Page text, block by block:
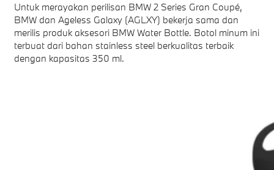
Untuk merayakan perilisan BMW 2 Series Gran Coupé,
BMW dan Ageless Galaxy (AGLXY) bekerja sama dan
merilis produk aksesori BMW Water Bottle. Botol minum ini
terbuat dari bahan stainless steel berkualitas terbaik
dengan kapasitas 350 ml.